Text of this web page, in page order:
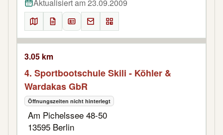
Aktualisiert am 23.09.2009
3.05 km
4. Sportbootschule Skili - Köhler &
Wardakas GbR
Öffnungszeiten nicht hinterlegt
Am Pichelssee 48-50
13595 Berlin